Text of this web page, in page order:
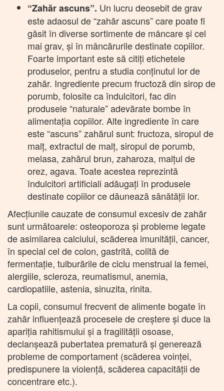
“Zahăr ascuns”. Un lucru deosebit de grav
este adaosul de “zahăr ascuns” care poate fi
găsit în diverse sortimente de mâncare și cel
mai grav, și în mâncărurile destinate copiilor.
Foarte important este să citiți etichetele
produselor, pentru a studia conținutul lor de
zahăr. Ingrediente precum fructoză din sirop de
porumb, folosite ca îndulcitori, fac din
produsele “naturale” adevărate bombe în
alimentația copiilor. Alte ingrediente în care
este “ascuns” zahărul sunt: fructoza, siropul de
malț, extractul de malț, siropul de porumb,
melasa, zahărul brun, zaharoza, malțul de
orez, agava. Toate acestea reprezintă
îndulcitori artificiali adăugați în produsele
destinate copiilor ce dăunează sănătății lor.
Afecțiunile cauzate de consumul excesiv de zahăr
sunt următoarele: osteoporoza și probleme legate
de asimilarea calciului, scăderea imunității, cancer,
în special cel de colon, gastrită, colită de
fermentație, tulburările de ciclu menstrual la femei,
alergiile, scleroza, reumatismul, anemia,
cardiopatiile, astenia, sinuzita, rinita.
La copii, consumul frecvent de alimente bogate în
zahăr influențează procesele de creștere şi duce la
apariția rahitismului și a fragilității osoase,
declanşează pubertatea prematură şi generează
probleme de comportament (scăderea voinței,
predispunere la violenţă, scăderea capacității de
concentrare etc.).